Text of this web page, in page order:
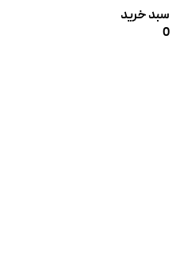
سبد خرید
0